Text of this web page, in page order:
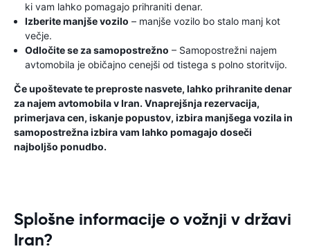
ki vam lahko pomagajo prihraniti denar.
Izberite manjše vozilo – manjše vozilo bo stalo manj kot
večje.
Odločite se za samopostrežno – Samopostrežni najem
avtomobila je običajno cenejši od tistega s polno storitvijo.
Če upoštevate te preproste nasvete, lahko prihranite denar
za najem avtomobila v Iran. Vnaprejšnja rezervacija,
primerjava cen, iskanje popustov, izbira manjšega vozila in
samopostrežna izbira vam lahko pomagajo doseči
najboljšo ponudbo.
Splošne informacije o vožnji v državi
Iran?